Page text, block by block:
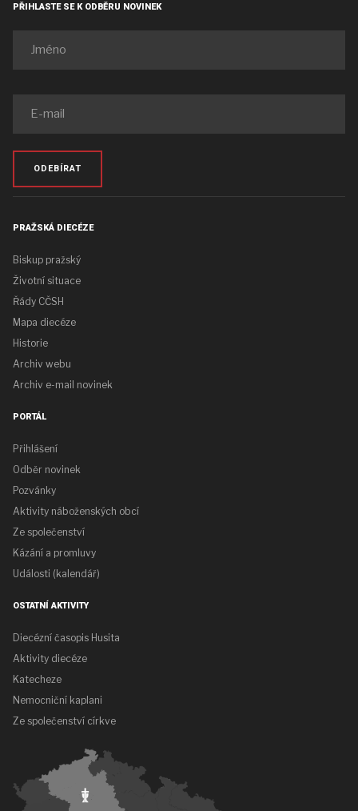
PŘIHLASTE SE K ODBĚRU NOVINEK
ODEBÍRAT
PRAŽSKÁ DIECÉZE
Biskup pražský
Životní situace
Řády CČSH
Mapa diecéze
Historie
Archiv webu
Archiv e-mail novinek
PORTÁL
Přihlášení
Odběr novinek
Pozvánky
Aktivity náboženských obcí
Ze společenství
Kázání a promluvy
Události (kalendář)
OSTATNÍ AKTIVITY
Diecézní časopis Husita
Aktivity diecéze
Katecheze
Nemocniční kaplani
Ze společenství církve